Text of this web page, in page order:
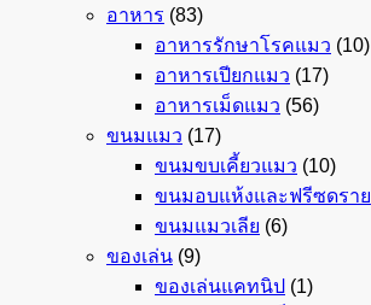
อาหาร (83)
อาหารรักษาโรคแมว (10)
อาหารเปียกแมว (17)
อาหารเม็ดแมว (56)
ขนมแมว (17)
ขนมขบเคี้ยวแมว (10)
ขนมอบแห้งและฟรีซดราย
ขนมแมวเลีย (6)
ของเล่น (9)
ของเล่นแคทนิป (1)